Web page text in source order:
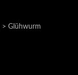
> Glühwurm